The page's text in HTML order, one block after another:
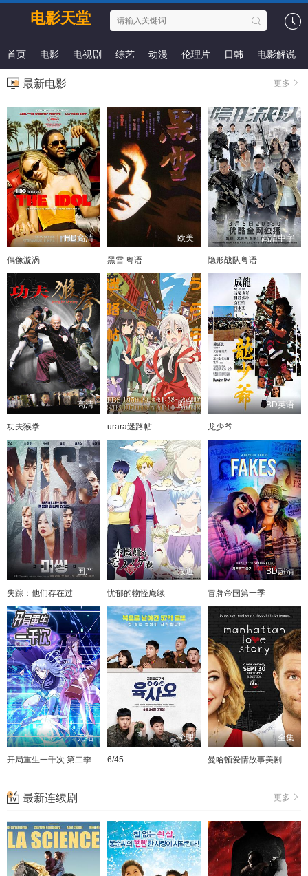
电影天堂
首页 电影 电视剧 综艺 动漫 伦理片 日韩 电影解说
更多
最新电影
HD高清
偶像漩涡
欧美
黑雪 粤语
高清中字
隐形战队粤语
高清
功夫猴拳
剧情
urara迷路帖
BD英语
龙少爷
国产
失踪：他们存在过
最近
忧郁的物怪庵续
BD超清
冒牌帝国第一季
完结
开局重生一千次 第二季
伦理
6/45
全集
曼哈顿爱情故事美剧
更多
最新连续剧